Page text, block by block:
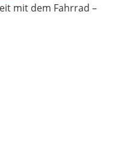
mit dem Fahrrad –